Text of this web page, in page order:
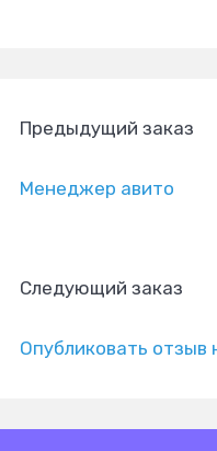
Предыдущий заказ
Менеджер авито
Следующий заказ
Опубликовать отзыв